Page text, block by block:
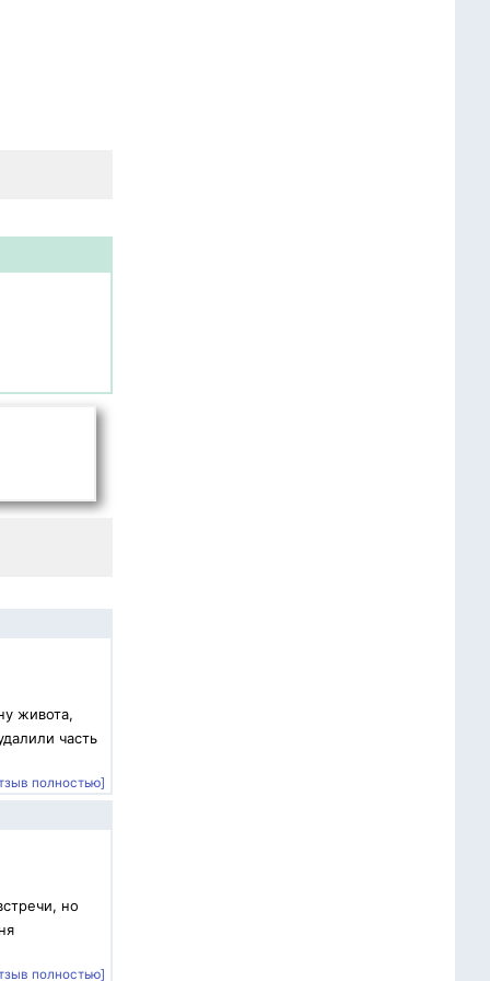
живота,
часть
полностью]
но
полностью]